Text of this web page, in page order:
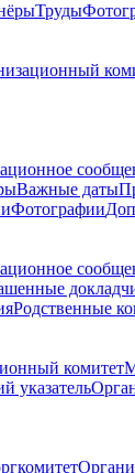
Труды
Важные даты
Фотографии
Родственные
комитет
указатель